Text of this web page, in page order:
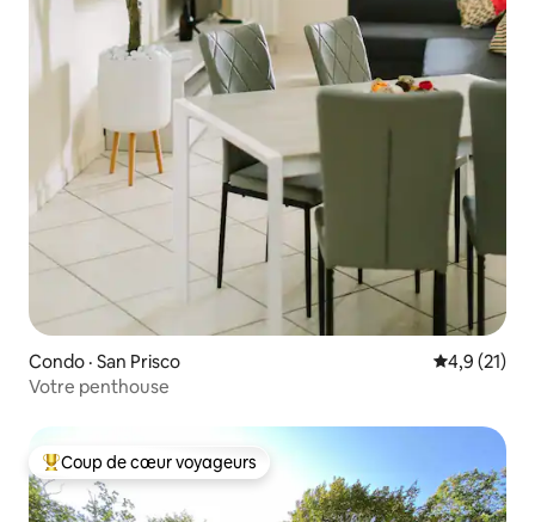
Condo · San Prisco Note
4,9 (21)
Votre penthouse
Coup de cœur voyageurs parmi les plus aimés
Coup de cœur voyageurs